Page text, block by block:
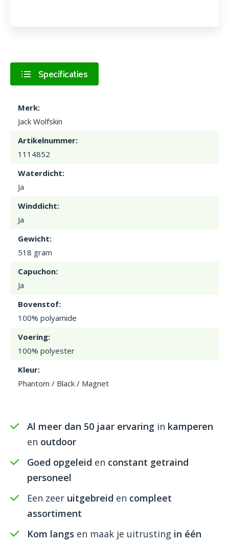
Specificaties
Merk:
Jack Wolfskin
Artikelnummer:
1114852
Waterdicht:
Ja
Winddicht:
Ja
Gewicht:
518 gram
Capuchon:
Ja
Bovenstof:
100% polyamide
Voering:
100% polyester
Kleur:
Phantom / Black / Magnet
Al meer dan 50 jaar ervaring in kamperen
en outdoor
Goed opgeleid en constant getraind
personeel
Een zeer uitgebreid en compleet
assortiment
Kom langs en maak je uitrusting in één